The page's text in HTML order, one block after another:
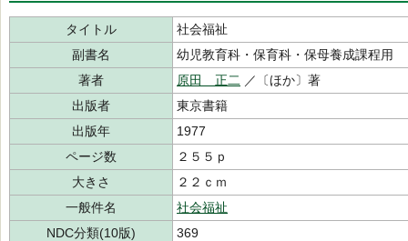
タイトル
社会福祉
副書名
幼児教育科・保育科・保母養成課程用
著者
原田 正二 ／〔ほか〕著
出版者
東京書籍
出版年
1977
ページ数
２５５ｐ
大きさ
２２ｃｍ
一般件名
社会福祉
NDC分類(10版)
369